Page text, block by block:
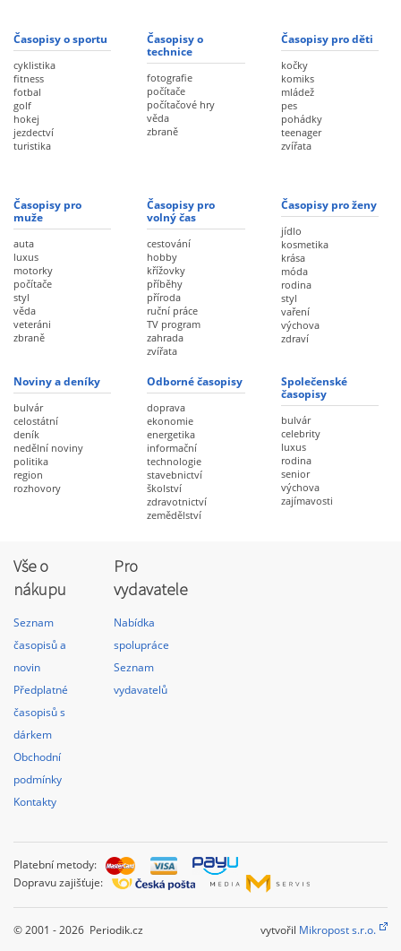
Časopisy o sportu
cyklistika
fitness
fotbal
golf
hokej
jezdectví
turistika
Časopisy o
technice
fotografie
počítače
počítačové hry
věda
zbraně
Časopisy pro děti
kočky
komiks
mládež
pes
pohádky
teenager
zvířata
Časopisy pro
muže
auta
luxus
motorky
počítače
styl
věda
veteráni
zbraně
Časopisy pro
volný čas
cestování
hobby
křížovky
příběhy
příroda
ruční práce
TV program
zahrada
zvířata
Časopisy pro ženy
jídlo
kosmetika
krása
móda
rodina
styl
vaření
výchova
zdraví
Noviny a deníky
bulvár
celostátní
deník
nedělní noviny
politika
region
rozhovory
Odborné časopisy
doprava
ekonomie
energetika
informační
technologie
stavebnictví
školství
zdravotnictví
zemědělství
Společenské
časopisy
bulvár
celebrity
luxus
rodina
senior
výchova
zajímavosti
Vše o
nákupu
Seznam
časopisů a
novin
Předplatné
časopisů s
dárkem
Obchodní
podmínky
Kontakty
Pro
vydavatele
Nabídka
spolupráce
Seznam
vydavatelů
Platební metody:
Dopravu zajišťuje:
© 2001 - 2026 Periodik.cz vytvořil Mikropost s.r.o.